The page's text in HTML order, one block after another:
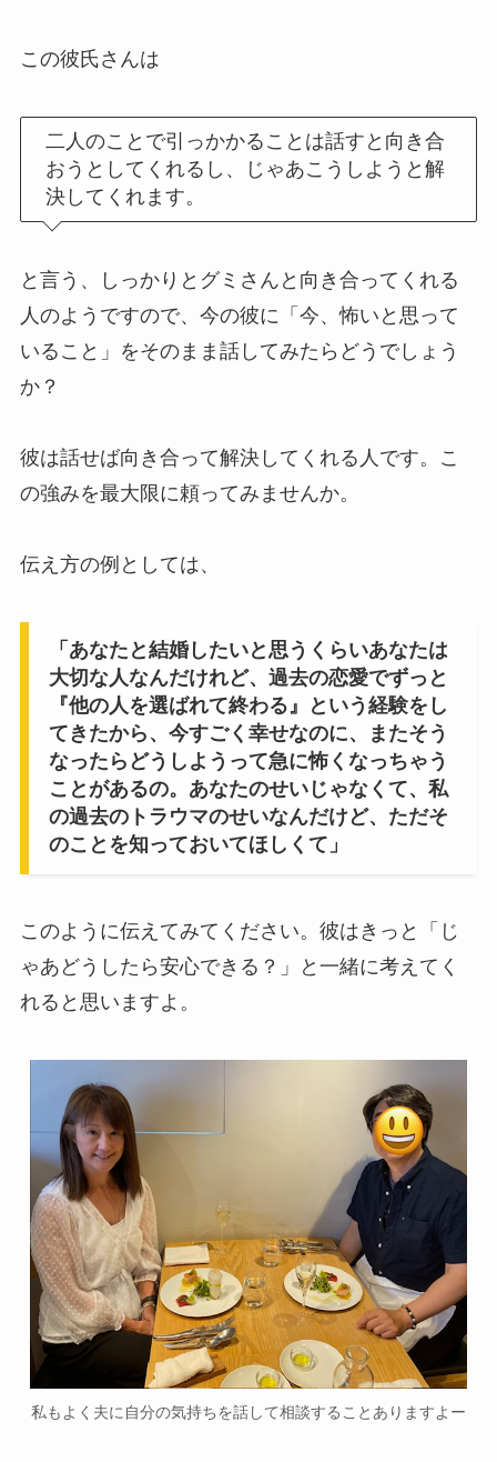
この彼氏さんは
二人のことで引っかかることは話すと向き合
おうとしてくれるし、じゃあこうしようと解
決してくれます。
と言う、しっかりとグミさんと向き合ってくれる
人のようですので、今の彼に「今、怖いと思って
いること」をそのまま話してみたらどうでしょう
か？
彼は話せば向き合って解決してくれる人です。こ
の強みを最大限に頼ってみませんか。
伝え方の例としては、
「あなたと結婚したいと思うくらいあなたは
大切な人なんだけれど、過去の恋愛でずっと
『他の人を選ばれて終わる』という経験をし
てきたから、今すごく幸せなのに、またそう
なったらどうしようって急に怖くなっちゃう
ことがあるの。あなたのせいじゃなくて、私
の過去のトラウマのせいなんだけど、ただそ
のことを知っておいてほしくて」
このように伝えてみてください。彼はきっと「じ
ゃあどうしたら安心できる？」と一緒に考えてく
れると思いますよ。
私もよく夫に自分の気持ちを話して相談することありますよー